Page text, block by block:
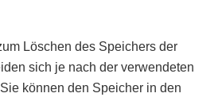
Löschen des Speichers der
sich je nach der verwendeten
können den Speicher in den